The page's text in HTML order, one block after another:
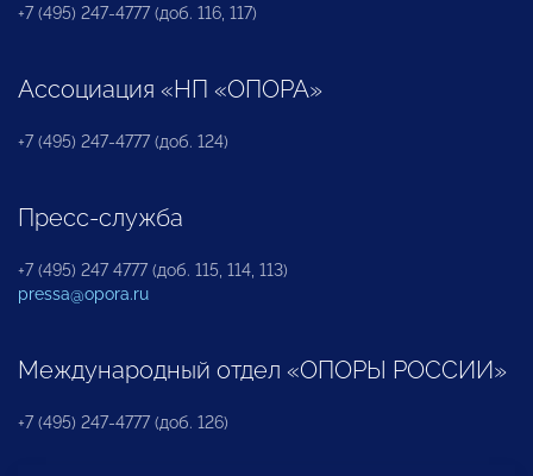
+7 (495) 247-4777 (доб. 116, 117)
Ассоциация «НП «ОПОРА»
+7 (495) 247-4777 (доб. 124)
Пресс-служба
+7 (495) 247 4777 (доб. 115, 114, 113)
pressa@opora.ru
Международный отдел «ОПОРЫ РОССИИ»
+7 (495) 247-4777 (доб. 126)